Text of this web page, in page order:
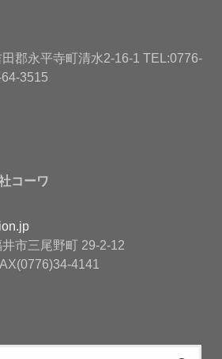
郡永平寺町清水2-16-1 TEL:0776-
3515
コーワ
市三尾野町 29-2-12
4141